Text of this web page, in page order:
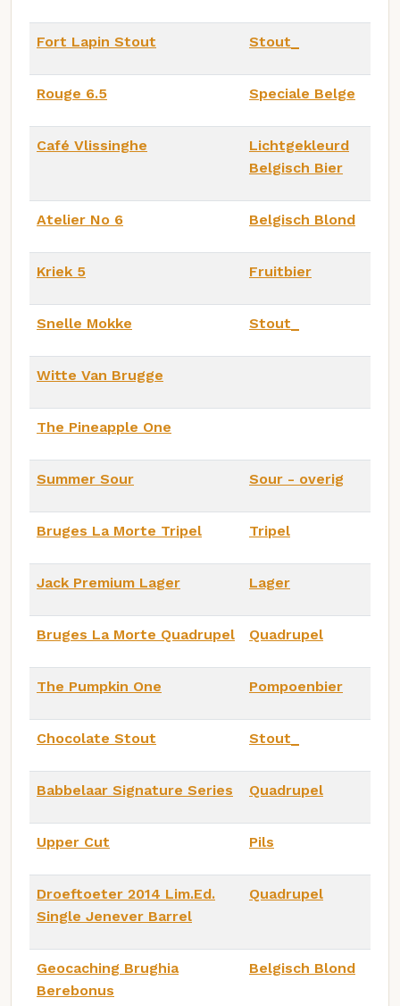
Fort Lapin Stout Stout_
Rouge 6.5 Speciale Belge
Café Vlissinghe
Lichtgekleurd
Belgisch Bier
Atelier No 6 Belgisch Blond
Kriek 5 Fruitbier
Snelle Mokke Stout_
Witte Van Brugge
The Pineapple One
Summer Sour Sour - overig
Bruges La Morte Tripel Tripel
Jack Premium Lager Lager
Bruges La Morte Quadrupel Quadrupel
The Pumpkin One Pompoenbier
Chocolate Stout Stout_
Babbelaar Signature Series Quadrupel
Upper Cut Pils
Droeftoeter 2014 Lim.Ed.
Single Jenever Barrel
Quadrupel
Geocaching Brughia
Berebonus
Belgisch Blond